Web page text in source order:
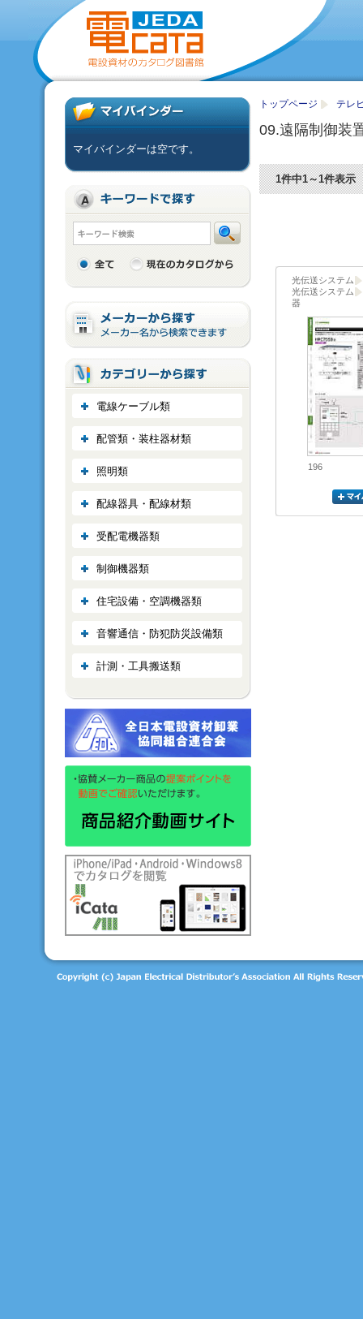
トップページ テレ
09.遠隔制御装
1件中1～1件表示
光伝送システム
光伝送システム
器
196
マイバインダーは空です。
電線ケーブル類
配管類・装柱器材類
照明類
配線器具・配線材類
受配電機器類
制御機器類
住宅設備・空調機器類
音響通信・防犯防災設備類
計測・工具搬送類